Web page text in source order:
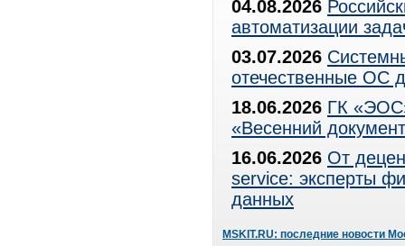
04.08.2026
автоматизации
03.07.2026
отечественные ОС
18.06.2026 ГК
«Весенний
16.06.2026 От
service: эксперты
данных
MSKIT.RU: последние новости